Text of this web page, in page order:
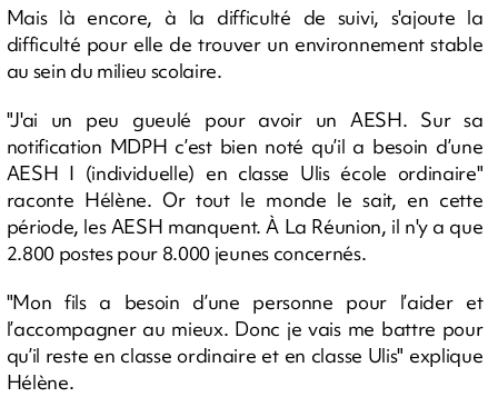
Mais là encore, à la difficulté de suivi, s'ajoute la
difficulté pour elle de trouver un environnement stable
au sein du milieu scolaire.
"J'ai un peu gueulé pour avoir un AESH. Sur sa
notification MDPH c’est bien noté qu’il a besoin d’une
AESH I (individuelle) en classe Ulis école ordinaire"
raconte Hélène. Or tout le monde le sait, en cette
période, les AESH manquent. À La Réunion, il n'y a que
2.800 postes pour 8.000 jeunes concernés.
"Mon fils a besoin d’une personne pour l’aider et
l’accompagner au mieux. Donc je vais me battre pour
qu’il reste en classe ordinaire et en classe Ulis" explique
Hélène.